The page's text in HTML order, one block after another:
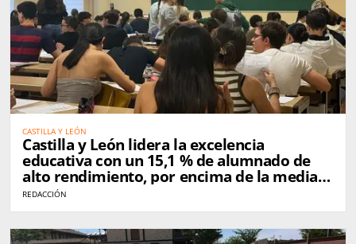
CASTILLA Y LEÓN
Castilla y León lidera la excelencia
educativa con un 15,1 % de alumnado de
alto rendimiento, por encima de la media
nacional
REDACCIÓN